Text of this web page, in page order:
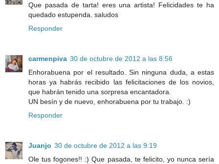
Que pasada de tarta! eres una artista! Felicidades te ha
quedado estupenda. saludos
Responder
carmenpiva 30 de octubre de 2012 a las 8:56
Enhorabuena por el resultado. Sin ninguna duda, a estas
horas ya habrás recibido las felicitaciones de los novios,
que habrán tenido una sorpresa encantadora.
UN besín y de nuevo, enhorabuena por tu trabajo. :)
Responder
Juanjo 30 de octubre de 2012 a las 9:19
Ole tus fogones!! :) Que pasada, te felicito, yo nunca sería